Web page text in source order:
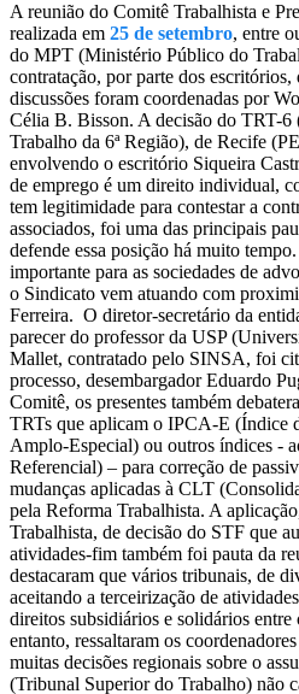
A reunião do Comitê Trabalhista e
realizada em 25 de setembro, entre
do MPT (Ministério Público do
contratação, por parte dos escritórios,
discussões foram coordenadas por
Célia B. Bisson. A decisão do TRT-
Trabalho da 6ª Região), de Recife
envolvendo o escritório Siqueira
de emprego é um direito individual,
tem legitimidade para contestar a
associados, foi uma das principais
defende essa posição há muito
importante para as sociedades de
o Sindicato vem atuando com
Ferreira. O diretor-secretário da
parecer do professor da USP
Mallet, contratado pelo SINSA, foi
processo, desembargador Eduardo
Comitê, os presentes também
TRTs que aplicam o IPCA-E (Índice
Amplo-Especial) ou outros índices -
Referencial) – para correção de
mudanças aplicadas à CLT
pela Reforma Trabalhista. A
Trabalhista, de decisão do STF que
atividades-fim também foi pauta da
destacaram que vários tribunais, de
aceitando a terceirização de
direitos subsidiários e solidários entre
entanto, ressaltaram os
muitas decisões regionais sobre o
(Tribunal Superior do Trabalho) não